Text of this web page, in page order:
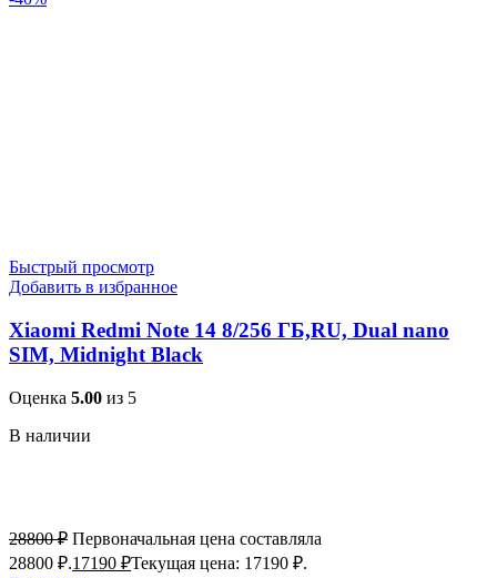
Быстрый просмотр
Добавить в избранное
Xiaomi Redmi Note 14 8/256 ГБ,RU, Dual nano
SIM, Midnight Black
Оценка 5.00 из 5
В наличии
28800₽ Первоначальная цена составляла
28800 ₽.17190 ₽Текущая цена: 17190 ₽.